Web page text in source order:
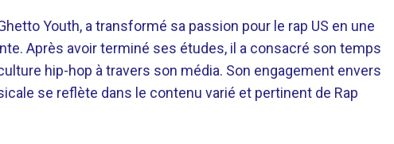
Youth, a transformé sa passion pour le rap US en une
Après avoir terminé ses études, il a consacré son temps
hip-hop à travers son média. Son engagement envers
se reflète dans le contenu varié et pertinent de Rap